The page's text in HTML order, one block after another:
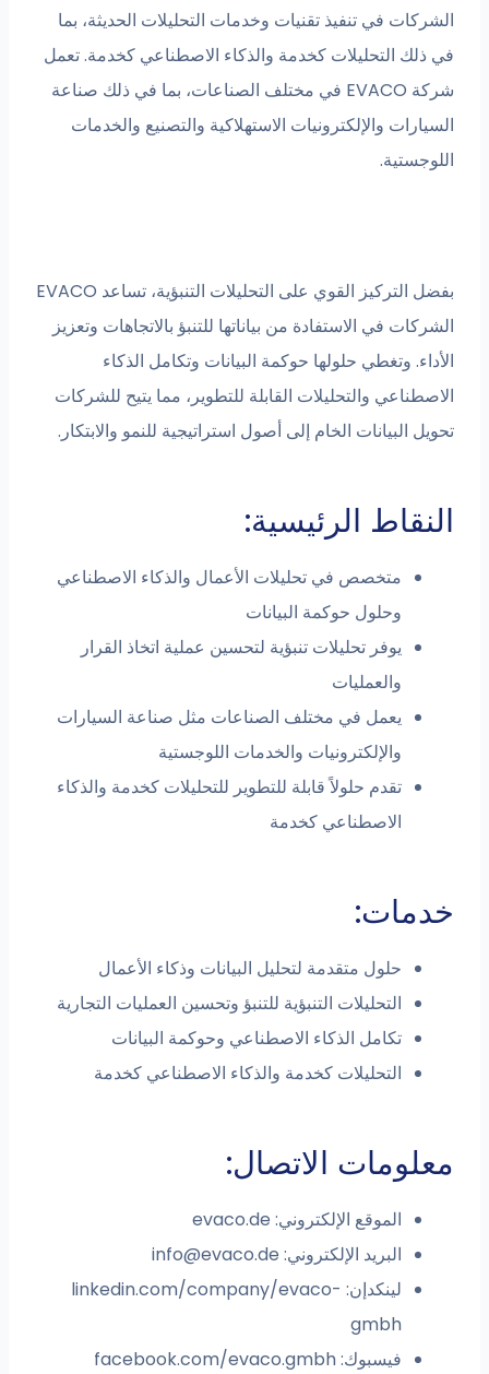
في تنفيذ تقنيات وخدمات التحليلات الحديثة، بما
التحليلات كخدمة والذكاء الاصطناعي كخدمة. تعمل
شركة EVACO في مختلف الصناعات، بما في ذلك صناعة
والإلكترونيات الاستهلاكية والتصنيع والخدمات
بفضل التركيز القوي على التحليلات التنبؤية، تساعد EVACO
في الاستفادة من بياناتها للتنبؤ بالاتجاهات وتعزيز
وتغطي حلولها حوكمة البيانات وتكامل الذكاء
والتحليلات القابلة للتطوير، مما يتيح للشركات
الخام إلى أصول استراتيجية للنمو والابتكار.
الرئيسية:
متخصص في تحليلات الأعمال والذكاء الاصطناعي
وحلول حوكمة البيانات
يوفر تحليلات تنبؤية لتحسين عملية اتخاذ القرار
يعمل في مختلف الصناعات مثل صناعة السيارات
والإلكترونيات والخدمات اللوجستية
تقدم حلولاً قابلة للتطوير للتحليلات كخدمة والذكاء
الاصطناعي كخدمة
حلول متقدمة لتحليل البيانات وذكاء الأعمال
التحليلات التنبؤية للتنبؤ وتحسين العمليات التجارية
تكامل الذكاء الاصطناعي وحوكمة البيانات
التحليلات كخدمة والذكاء الاصطناعي كخدمة
الاتصال:
الموقع الإلكتروني: evaco.de
البريد الإلكتروني: info@evaco.de
لينكدإن: linkedin.com/company/evaco-
فيسبوك: facebook.com/evaco.gmbh